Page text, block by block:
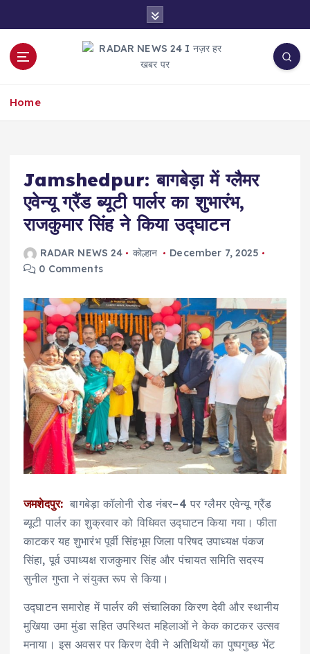
o
Home
Jamshedpur: बागबेड़ा में ग्लैमर
एवेन्यू ग्रैंड ब्यूटी पार्लर का शुभारंभ,
राजकुमार सिंह ने किया उद्घाटन
RADAR NEWS 24 कोल्हान
December 7, 2025
0 Comments
जमशेदपुर: बागबेड़ा कॉलोनी रोड नंबर–4 पर ग्लैमर एवेन्यू ग्रैंड
ब्यूटी पार्लर का शुक्रवार को विधिवत उद्घाटन किया गया। फीता
काटकर यह शुभारंभ पूर्वी सिंहभूम जिला परिषद उपाध्यक्ष पंकज
सिंहा, पूर्व उपाध्यक्ष राजकुमार सिंह और पंचायत समिति सदस्य
सुनील गुप्ता ने संयुक्त रूप से किया।
उद्घाटन समारोह में पार्लर की संचालिका किरण देवी और स्थानीय
मुखिया उमा मुंडा सहित उपस्थित महिलाओं ने केक काटकर उत्सव
मनाया। इस अवसर पर किरण देवी ने अतिथियों का पुष्पगुच्छ भेंट